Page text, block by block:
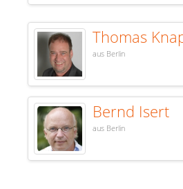
Thomas
aus Berlin
Bernd Isert
aus Berlin